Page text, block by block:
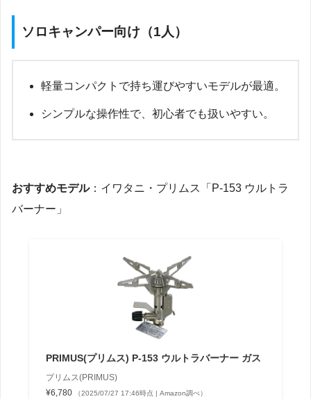
ソロキャンパー向け（1人）
軽量コンパクトで持ち運びやすいモデルが最適。
シンプルな操作性で、初心者でも扱いやすい。
おすすめモデル：イワタニ・プリムス「P-153 ウルトラ
バーナー」
PRIMUS(プリムス) P-153 ウルトラバーナー ガス
プリムス(PRIMUS)
¥6,780
（2025/07/27 17:46時点 | Amazon調べ）